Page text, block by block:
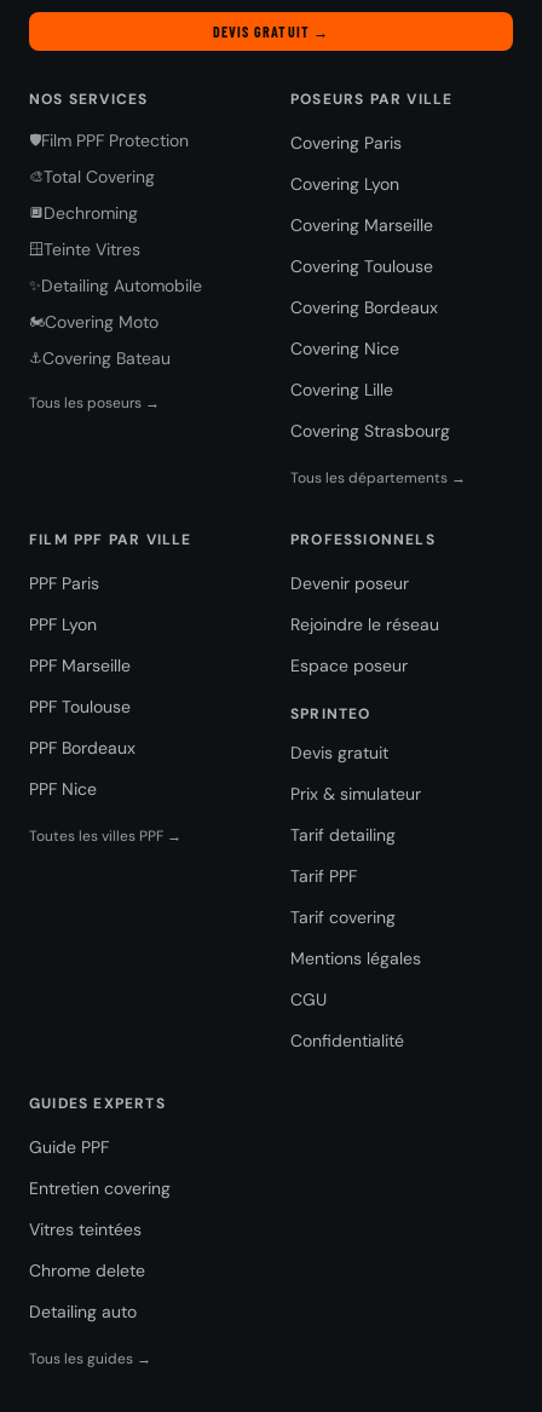
DEVIS GRATUIT →
NOS SERVICES
🛡️Film PPF Protection
🎨Total Covering
🔲Dechroming
🪟Teinte Vitres
✨Detailing Automobile
🏍️Covering Moto
⚓Covering Bateau
Tous les poseurs →
POSEURS PAR VILLE
Covering Paris
Covering Lyon
Covering Marseille
Covering Toulouse
Covering Bordeaux
Covering Nice
Covering Lille
Covering Strasbourg
Tous les départements →
FILM PPF PAR VILLE
PPF Paris
PPF Lyon
PPF Marseille
PPF Toulouse
PPF Bordeaux
PPF Nice
Toutes les villes PPF →
PROFESSIONNELS
Devenir poseur
Rejoindre le réseau
Espace poseur
SPRINTEO
Devis gratuit
Prix & simulateur
Tarif detailing
Tarif PPF
Tarif covering
Mentions légales
CGU
Confidentialité
GUIDES EXPERTS
Guide PPF
Entretien covering
Vitres teintées
Chrome delete
Detailing auto
Tous les guides →